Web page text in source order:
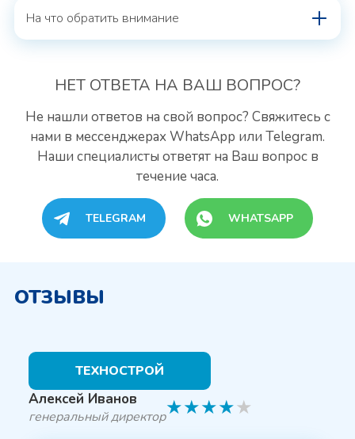
На что обратить внимание
НЕТ ОТВЕТА НА ВАШ ВОПРОС?
Не нашли ответов на свой вопрос? Свяжитесь с
нами в мессенджерах WhatsApp или Telegram.
Наши специалисты ответят на Ваш вопрос в
течение часа.
TELEGRAM WHATSAPP
ОТЗЫВЫ
ТЕХНОСТРОЙ
Алексей Иванов
генеральный директор★★★★★